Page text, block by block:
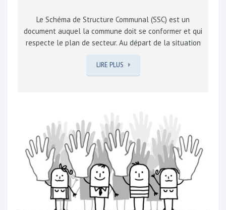
Le Schéma de Structure Communal (SSC) est un
document auquel la commune doit se conformer et qui
respecte le plan de secteur. Au départ de la situation
territoire, il présente des options sur l’affectation du
sol, la mise en œuvre de certaines zones, la
sa version provisoire, approuvée en conseil communal
du 19.06.2013, suivra différentes phases : Présentation
à la population le 19.09.2013 à 19h00, salle
communale à Wisbecq Une enquête publique du 16.09
au…
LIRE PLUS